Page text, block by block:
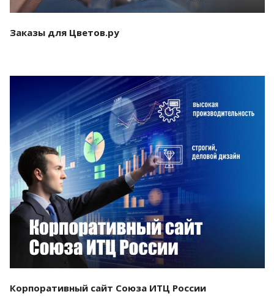
Заказы для Цветов.ру
Смотреть проект
Корпоративный сайт Союза ИТЦ России